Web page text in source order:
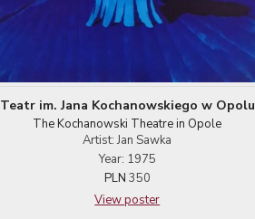
Teatr im. Jana Kochanowskiego w Opolu
The Kochanowski Theatre in Opole
Artist: Jan Sawka
Year: 1975
PLN 350
View poster